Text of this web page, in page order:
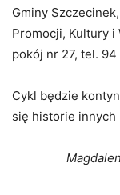
Gminy
Promocji, Kultury i
pokój nr 27, tel.
Cykl będzie
się historie innych